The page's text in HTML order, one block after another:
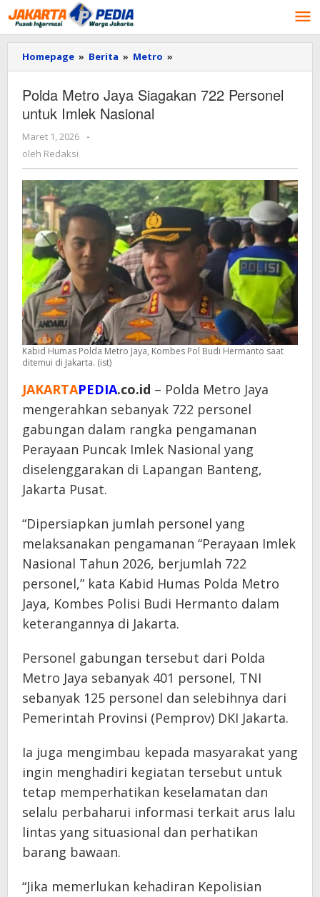
Lewati
ke
konten
Homepage » Berita » Metro »
Metro
Siagakan
Nasional
Polda Metro Jaya Siagakan 722 Personel
untuk Imlek Nasional
Maret 1, 2026
oleh
-
oleh Redaksi
Kabid Humas Polda Metro Jaya, Kombes Pol Budi Hermanto saat
ditemui di Jakarta. (ist)
JAKARTAPEDIA.co.id – Polda Metro Jaya
mengerahkan sebanyak 722 personel
gabungan dalam rangka pengamanan
Perayaan Puncak Imlek Nasional yang
diselenggarakan di Lapangan Banteng,
Jakarta Pusat.
“Dipersiapkan jumlah personel yang
melaksanakan pengamanan “Perayaan Imlek
Nasional Tahun 2026, berjumlah 722
personel,” kata Kabid Humas Polda Metro
Jaya, Kombes Polisi Budi Hermanto dalam
keterangannya di Jakarta.
Personel gabungan tersebut dari Polda
Metro Jaya sebanyak 401 personel, TNI
sebanyak 125 personel dan selebihnya dari
Pemerintah Provinsi (Pemprov) DKI Jakarta.
Ia juga mengimbau kepada masyarakat yang
ingin menghadiri kegiatan tersebut untuk
tetap memperhatikan keselamatan dan
selalu perbaharui informasi terkait arus lalu
lintas yang situasional dan perhatikan
barang bawaan.
“Jika memerlukan kehadiran Kepolisian